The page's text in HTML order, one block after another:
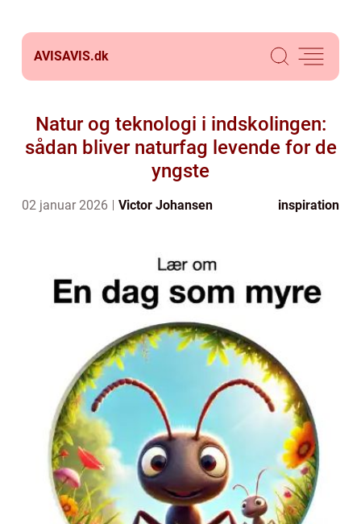
AVISAVIS.dk
Natur og teknologi i indskolingen:
sådan bliver naturfag levende for de
yngste
02 januar 2026 Victor Johansen inspiration